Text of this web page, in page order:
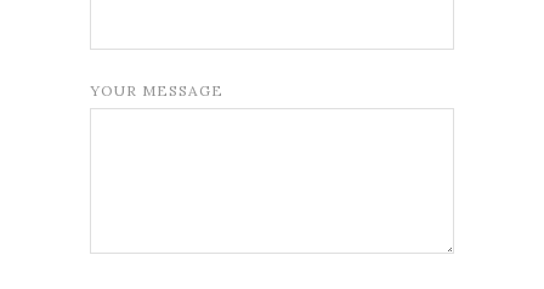
YOUR MESSAGE